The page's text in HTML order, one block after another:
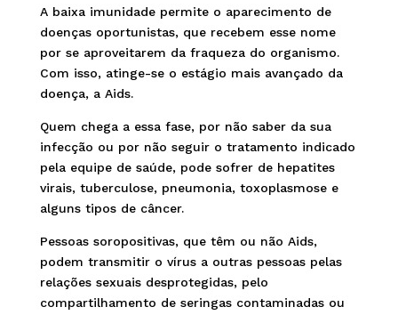
A baixa imunidade permite o aparecimento de
doenças oportunistas, que recebem esse nome
por se aproveitarem da fraqueza do organismo.
Com isso, atinge-se o estágio mais avançado da
doença, a Aids.
Quem chega a essa fase, por não saber da sua
infecção ou por não seguir o tratamento indicado
pela equipe de saúde, pode sofrer de hepatites
virais, tuberculose, pneumonia, toxoplasmose e
alguns tipos de câncer.
Pessoas soropositivas, que têm ou não Aids,
podem transmitir o vírus a outras pessoas pelas
relações sexuais desprotegidas, pelo
compartilhamento de seringas contaminadas ou